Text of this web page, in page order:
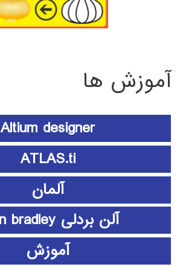
آموزش ها
Altium designer
ATLAS.ti
آلمان
آلن بردلی Allen bradley
آموزش